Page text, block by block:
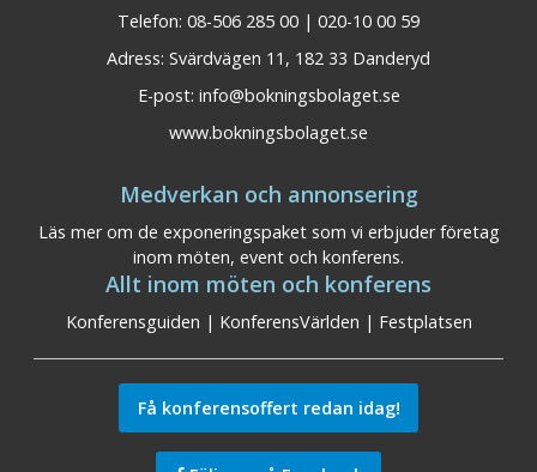
Telefon: 08-506 285 00 | 020-10 00 59
Adress: Svärdvägen 11, 182 33 Danderyd
E-post: info@bokningsbolaget.se
www.bokningsbolaget.se
Medverkan och annonsering
Läs mer om de exponeringspaket som vi erbjuder företag
inom möten, event och konferens.
Allt inom möten och konferens
Konferensguiden | KonferensVärlden | Festplatsen
Få konferensoffert redan idag!